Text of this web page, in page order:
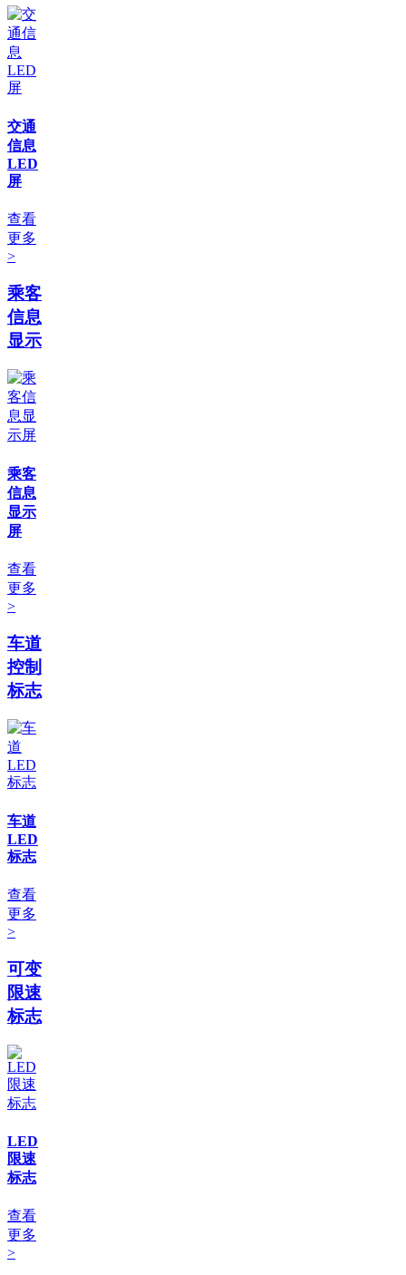
交通
信息
LED
屏
查看
更多
>
乘客
信息
显示
乘客
信息
显示
屏
查看
更多
>
车道
控制
标志
车道
LED
标志
查看
更多
>
可变
限速
标志
LED
限速
标志
查看
更多
>